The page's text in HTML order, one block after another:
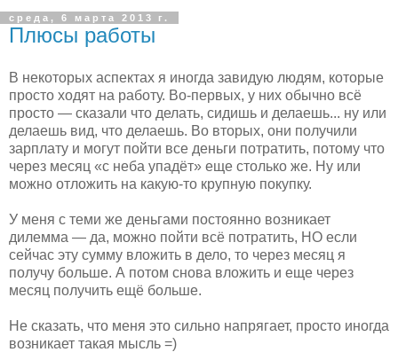
среда, 6 марта 2013 г.
Плюсы работы
В некоторых аспектах я иногда завидую людям, которые
просто ходят на работу. Во-первых, у них обычно всё
просто — сказали что делать, сидишь и делаешь... ну или
делаешь вид, что делаешь. Во вторых, они получили
зарплату и могут пойти все деньги потратить, потому что
через месяц «с неба упадёт» еще столько же. Ну или
можно отложить на какую-то крупную покупку.
У меня с теми же деньгами постоянно возникает
дилемма — да, можно пойти всё потратить, НО если
сейчас эту сумму вложить в дело, то через месяц я
получу больше. А потом снова вложить и еще через
месяц получить ещё больше.
Не сказать, что меня это сильно напрягает, просто иногда
возникает такая мысль =)